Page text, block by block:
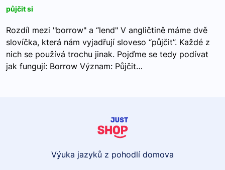
půjčit si
Rozdíl mezi "borrow" a “lend" V angličtině máme dvě
slovíčka, která nám vyjadřují sloveso “půjčit”. Každé z
nich se používá trochu jinak. Pojďme se tedy podívat
jak fungují: Borrow Význam: Půjčit…
Výuka jazyků z pohodlí domova